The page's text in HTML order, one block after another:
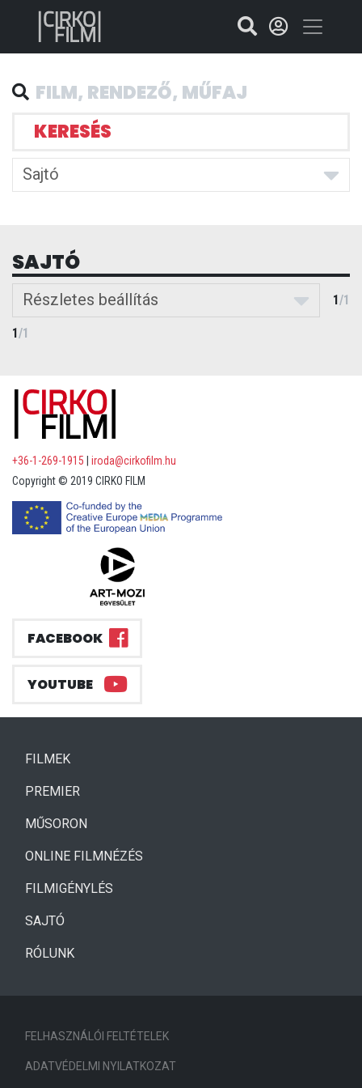
KERESÉS
Sajtó
SAJTÓ
Részletes beállítás 1/1
1/1
+36-1-269-1915
iroda@cirkofilm.hu
Copyright © 2019 CIRKO FILM
FACEBOOK
YOUTUBE
FILMEK(CURRENT)
PREMIER
MŰSORON
ONLINE FILMNÉZÉS
FILMIGÉNYLÉS
SAJTÓ
RÓLUNK
FELHASZNÁLÓI FELTÉTELEK
ADATVÉDELMI NYILATKOZAT